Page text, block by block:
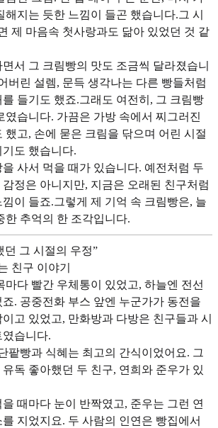
해지는 듯한 느낌이 들곤 했습니다.그 시
제 마음속 첫사랑과도 닮아 있었던 것 같
서 그 크림빵의 맛도 조금씩 달라졌습니
버린 설렘, 문득 생각나는 다른 빵들처럼
들기도 했죠.그래도 여전히, 그 크림빵
였습니다. 가끔은 가방 속에서 찌그러진
했고, 손에 묻은 크림을 닦으며 어린 시절
도 했습니다.
사서 먹을 때가 있습니다. 예전처럼 두
정은 아니지만, 지금은 오래된 친구처럼
이 들죠.그렇게 제 기억 속 크림빵은, 늘
한 추억의 한 조각입니다.
던 그 시절의 우정”
친구 이야기
마다 빨간 우체통이 있었고, 하늘엔 전선
. 공중전화 부스 앞엔 누군가가 동전을
고 있었고, 만화방과 다방은 친구들과 시
습니다.
팥빵과 식혜는 최고의 간식이었어요. 그
독 좋아했던 두 친구, 연희와 준우가 있
때마다 눈이 반짝였고, 준우는 그런 연
지었지요. 두 사람의 인연은 빵집에서